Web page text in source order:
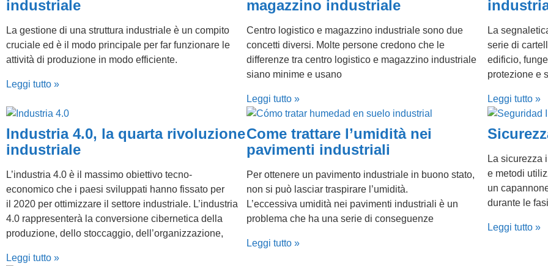
industriale
La gestione di una struttura industriale è un compito
cruciale ed è il modo principale per far funzionare le
attività di produzione in modo efficiente.
Leggi tutto »
magazzino industriale
Centro logistico e magazzino industriale sono due
concetti diversi. Molte persone credono che le
differenze tra centro logistico e magazzino industriale
siano minime e usano
Leggi tutto »
La
serie di
edificio,
protezione e
Leggi tutto »
Industria 4.0, la quarta rivoluzione
industriale
L’industria 4.0 è il massimo obiettivo tecno-
economico che i paesi sviluppati hanno fissato per
il 2020 per ottimizzare il settore industriale. L’industria
4.0 rappresenterà la conversione cibernetica della
produzione, dello stoccaggio, dell’organizzazione,
Leggi tutto »
Come trattare l’umidità nei
pavimenti industriali
Per ottenere un pavimento industriale in buono stato,
non si può lasciar traspirare l’umidità.
L’eccessiva umidità nei pavimenti industriali è un
problema che ha una serie di conseguenze
Leggi tutto »
La sicurezza
e metodi
un
durante le fasi
Leggi tutto »